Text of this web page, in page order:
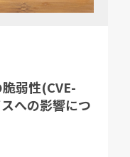
弱性(CVE-
への影響につ